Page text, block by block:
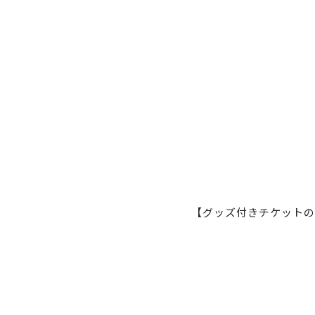
【グッズ付きチケット